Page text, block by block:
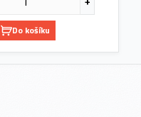
Do košíku